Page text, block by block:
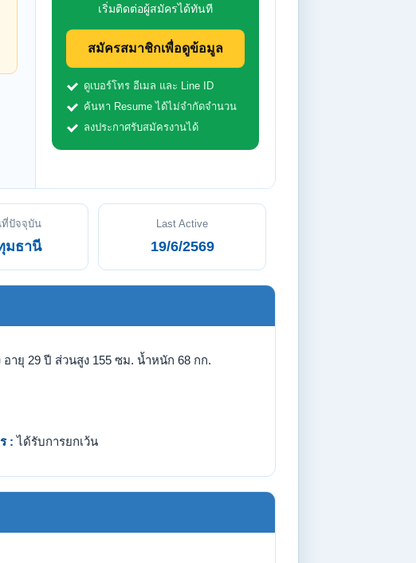
เริ่มติดต่อผู้สมัครได้ทันที
สมัครสมาชิกเพื่อดูข้อมูล
ดูเบอร์โทร อีเมล และ Line ID
ค้นหา Resume ได้ไม่จำกัดจำนวน
ลงประกาศรับสมัครงานได้
ปัจจุบัน
มธานี
Last Active
19/6/2569
ายุ 29 ปี ส่วนสูง 155 ซม. น้ำหนัก 68 กก.
: ได้รับการยกเว้น